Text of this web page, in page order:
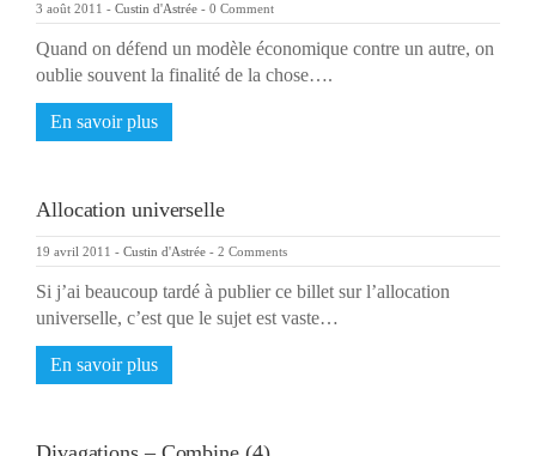
3 août 2011 - Custin d'Astrée - 0 Comment
Quand on défend un modèle économique contre un autre, on
oublie souvent la finalité de la chose….
En savoir plus
Allocation universelle
19 avril 2011 - Custin d'Astrée - 2 Comments
Si j’ai beaucoup tardé à publier ce billet sur l’allocation
universelle, c’est que le sujet est vaste…
En savoir plus